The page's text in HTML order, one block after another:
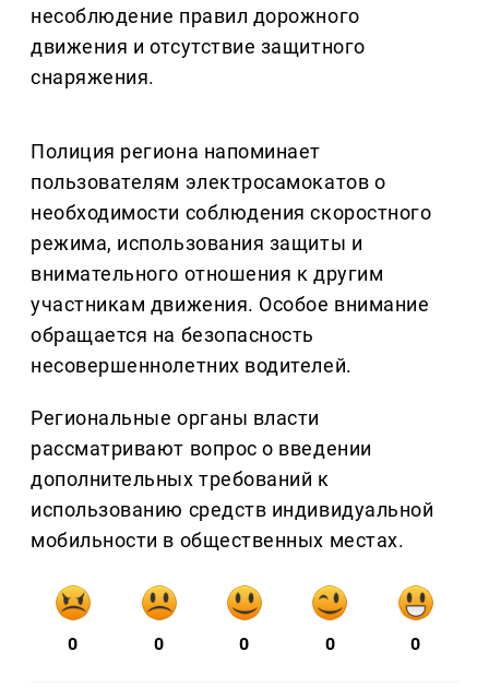
несоблюдение правил дорожного
движения и отсутствие защитного
снаряжения.
Полиция региона напоминает
пользователям электросамокатов о
необходимости соблюдения скоростного
режима, использования защиты и
внимательного отношения к другим
участникам движения. Особое внимание
обращается на безопасность
несовершеннолетних водителей.
Региональные органы власти
рассматривают вопрос о введении
дополнительных требований к
использованию средств индивидуальной
мобильности в общественных местах.
0 0 0 0 0